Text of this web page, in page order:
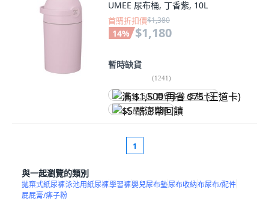
UMEE 尿布桶, 丁香紫, 10L
首購折扣價$1,380
14% $1,180
暫時缺貨
(1241)
满 $1,500 再省 $75 (王道卡)
$5 酷澎幣回饋
1
與一起瀏覽的類別
拋棄式紙尿褲泳池用紙尿褲學習褲嬰兒尿布墊尿布收納布尿布/配件
屁屁膏/痱子粉